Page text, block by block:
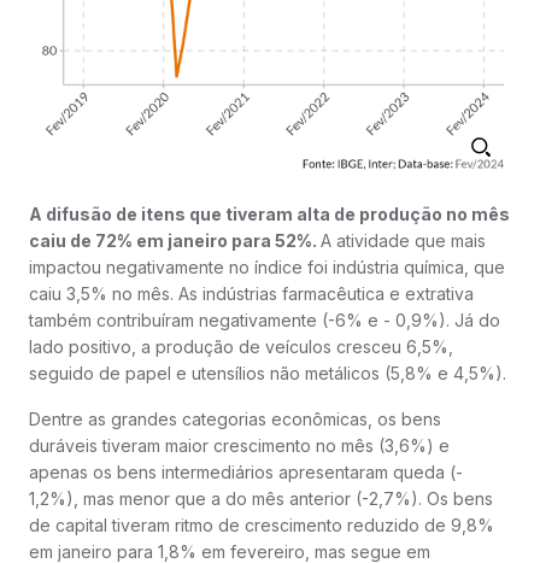
A difusão de itens que tiveram alta de produção no mês
caiu de 72% em janeiro para 52%. A atividade que mais
impactou negativamente no índice foi indústria química, que
caiu 3,5% no mês. As indústrias farmacêutica e extrativa
também contribuíram negativamente (-6% e - 0,9%). Já do
lado positivo, a produção de veículos cresceu 6,5%,
seguido de papel e utensílios não metálicos (5,8% e 4,5%).
Dentre as grandes categorias econômicas, os bens
duráveis tiveram maior crescimento no mês (3,6%) e
apenas os bens intermediários apresentaram queda (-
1,2%), mas menor que a do mês anterior (-2,7%). Os bens
de capital tiveram ritmo de crescimento reduzido de 9,8%
em janeiro para 1,8% em fevereiro, mas segue em